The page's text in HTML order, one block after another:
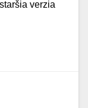
verzia